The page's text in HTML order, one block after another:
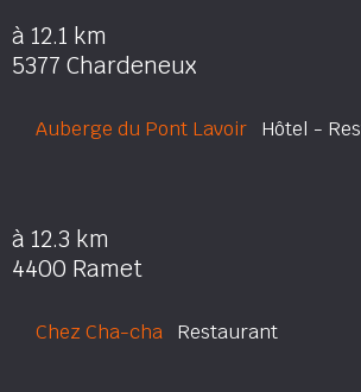
à 12.1 km
5377 Chardeneux
Auberge du Pont Lavoir Hôtel -
à 12.3 km
4400 Ramet
Chez Cha-cha Restaurant